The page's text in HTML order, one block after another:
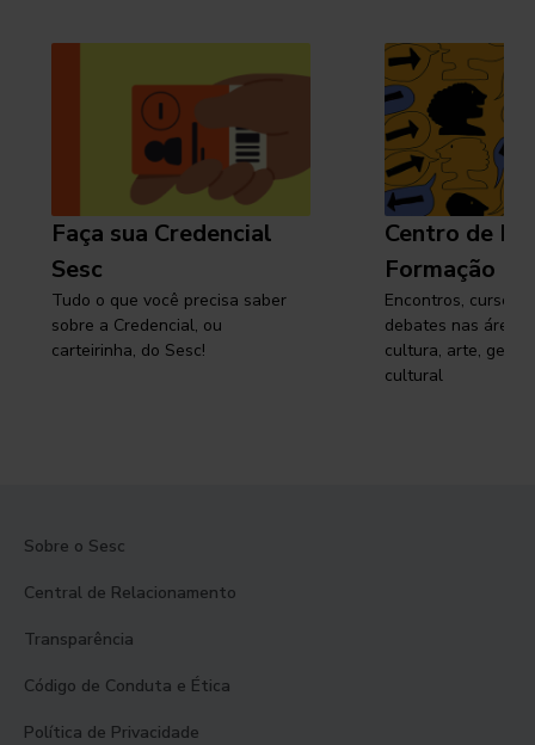
Faça sua Credencial
Sesc
Tudo o que você precisa saber
sobre a Credencial, ou
carteirinha, do Sesc!
Centro de
Formação
Encontros, cursos,
debates nas áreas
cultura, arte,
cultural
Sobre o Sesc
Central de Relacionamento
Transparência
Código de Conduta e Ética
Política de Privacidade